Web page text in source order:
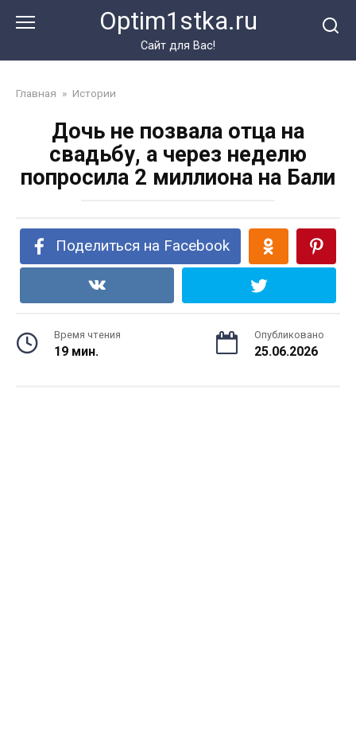
Optim1stka.ru
Сайт для Вас!
Главная » Истории
Дочь не позвала отца на
свадьбу, а через неделю
попросила 2 миллиона на Бали
Поделиться на Facebook
Время чтения
19 мин.
Опубликовано
25.06.2026